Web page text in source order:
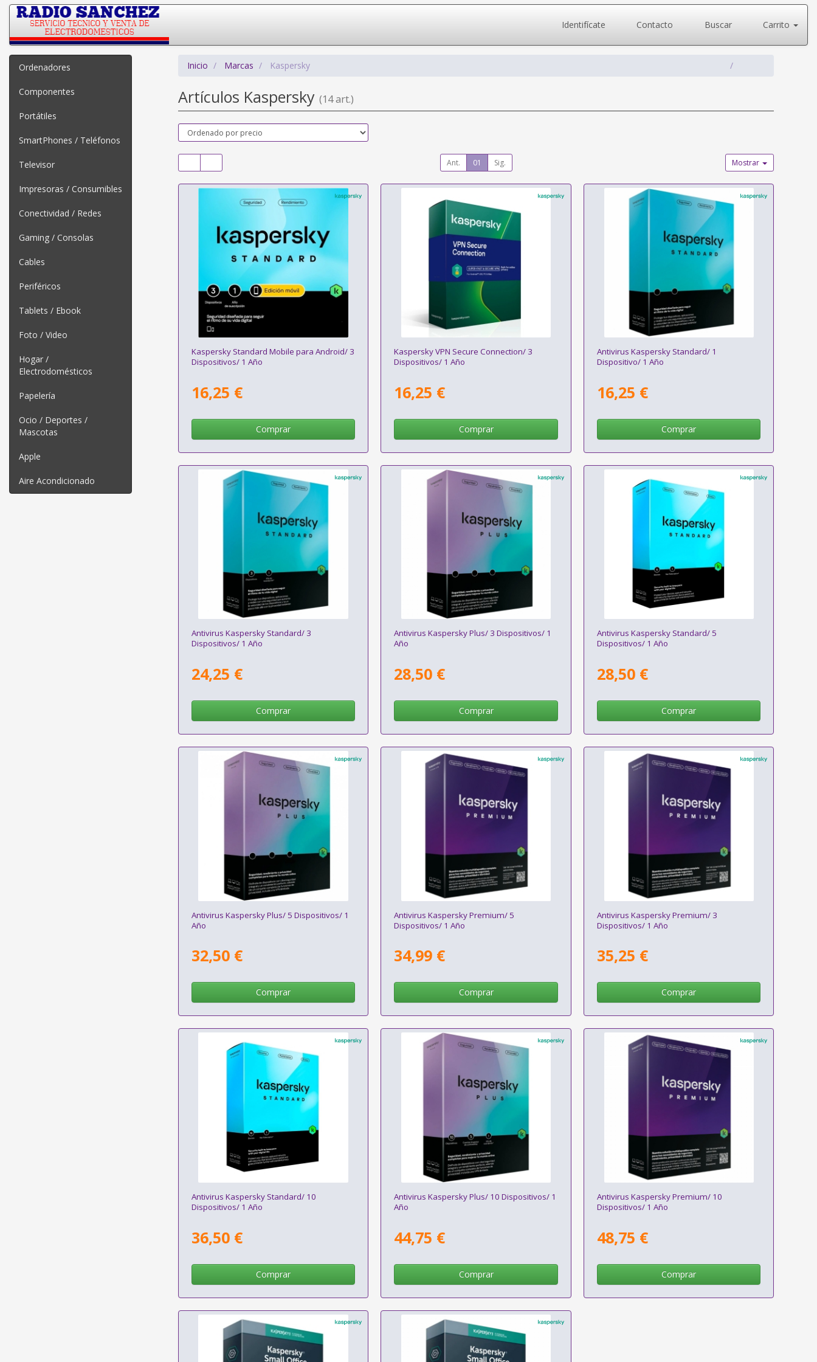
Identifícate Contacto Buscar Carrito
Ordenadores
Componentes
Portátiles
SmartPhones / Teléfonos
Televisor
Impresoras / Consumibles
Conectividad / Redes
Gaming / Consolas
Cables
Periféricos
Tablets / Ebook
Foto / Video
Hogar /
Electrodomésticos
Papelería
Ocio / Deportes /
Mascotas
Apple
Aire Acondicionado
Inicio Marcas Kaspersky
Artículos Kaspersky (14 art.)
Ant. 01 Sig. Mostrar
Kaspersky Standard Mobile para Android/ 3
Dispositivos/ 1 Año
16,25 €
Comprar
Kaspersky VPN Secure Connection/ 3
Dispositivos/ 1 Año
16,25 €
Comprar
Antivirus Kaspersky Standard/ 1
Dispositivo/ 1 Año
16,25 €
Comprar
Antivirus Kaspersky Standard/ 3
Dispositivos/ 1 Año
24,25 €
Comprar
Antivirus Kaspersky Plus/ 3 Dispositivos/ 1
Año
28,50 €
Comprar
Antivirus Kaspersky Standard/ 5
Dispositivos/ 1 Año
28,50 €
Comprar
Antivirus Kaspersky Plus/ 5 Dispositivos/ 1
Año
32,50 €
Comprar
Antivirus Kaspersky Premium/ 5
Dispositivos/ 1 Año
34,99 €
Comprar
Antivirus Kaspersky Premium/ 3
Dispositivos/ 1 Año
35,25 €
Comprar
Antivirus Kaspersky Standard/ 10
Dispositivos/ 1 Año
36,50 €
Comprar
Antivirus Kaspersky Plus/ 10 Dispositivos/ 1
Año
44,75 €
Comprar
Antivirus Kaspersky Premium/ 10
Dispositivos/ 1 Año
48,75 €
Comprar